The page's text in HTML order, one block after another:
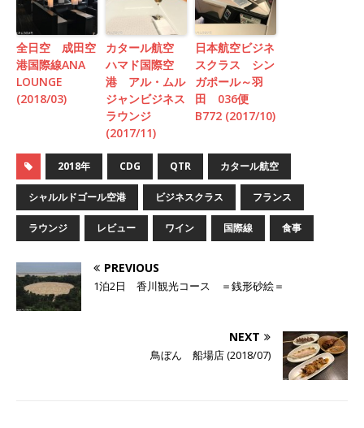
全日空 成田空
港国際線ANA
LOUNGE
(2018/03)
カタール航空
ハマド国際空
港 アル・ムル
ジャンビジネス
ラウンジ
(2017/11)
日本航空ビジネ
スクラス シン
ガポール～羽
田 036便
B772 (2017/10)
2018年 CDG QTR カタール航空
シャルルドゴール空港 ビジネスクラス フランス
ラウンジ レビュー ワイン 国際線 食事
PREVIOUS
1泊2日 香川観光コース ＝銭形砂絵＝
NEXT
鳥ぼん 船場店 (2018/07)